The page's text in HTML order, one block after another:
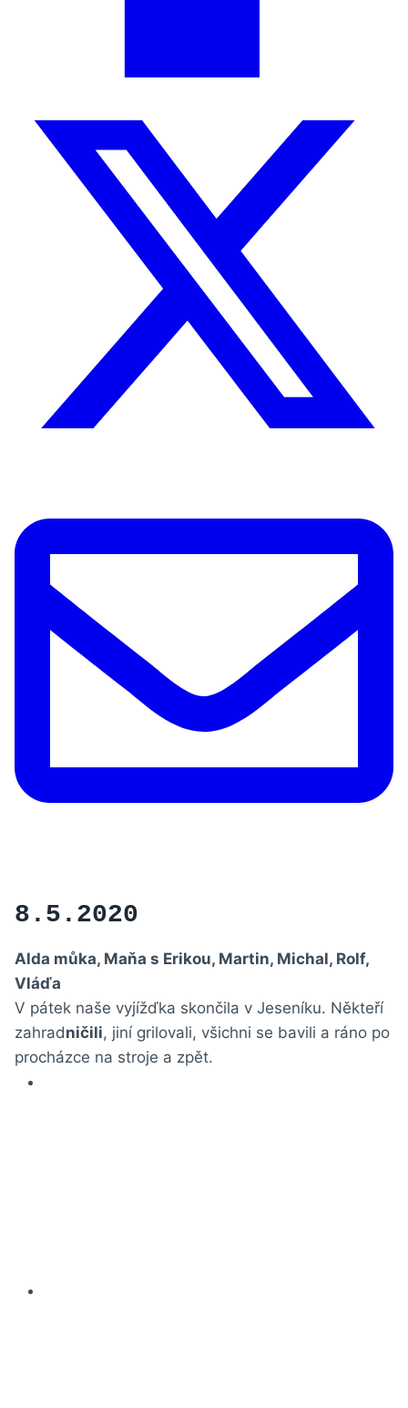
8.5.2020
Alda můka, Maňa s Erikou, Martin, Michal, Rolf,
Vláďa
V pátek naše vyjížďka skončila v Jeseníku. Někteří
zahradničili, jiní grilovali, všichni se bavili a ráno po
procházce na stroje a zpět.